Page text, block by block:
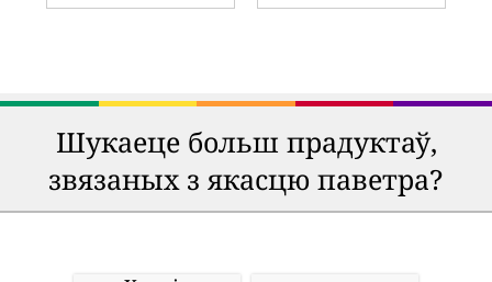
Шукаеце больш прадуктаў,
звязаных з якасцю паветра?